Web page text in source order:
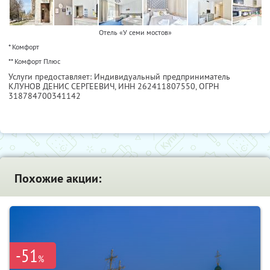
Отель «У семи мостов»
* Комфорт
** Комфорт Плюс
Услуги предоставляет: Индивидуальный предприниматель
КЛУНОВ ДЕНИС СЕРГЕЕВИЧ, ИНН 262411807550, ОГРН
318784700341142
Похожие акции:
-51%